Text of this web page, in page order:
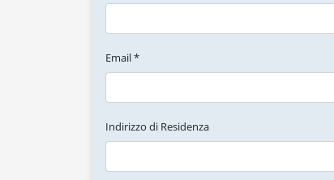
Email *
Indirizzo di Residenza